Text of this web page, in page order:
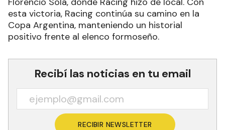
esta victoria, Racing continúa su camino en la
Copa Argentina, manteniendo un historial
positivo frente al elenco formoseño.
Recibí las noticias en tu email
RECIBIR NEWSLETTER